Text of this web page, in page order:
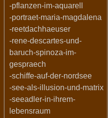
-pflanzen-im-aquarell
-portraet-maria-magdalena
-reetdachhaeuser
-rene-descartes-und-
baruch-spinoza-im-
gespraech
-schiffe-auf-der-nordsee
-see-als-illusion-und-matrix
-seeadler-in-ihrem-
lebensraum